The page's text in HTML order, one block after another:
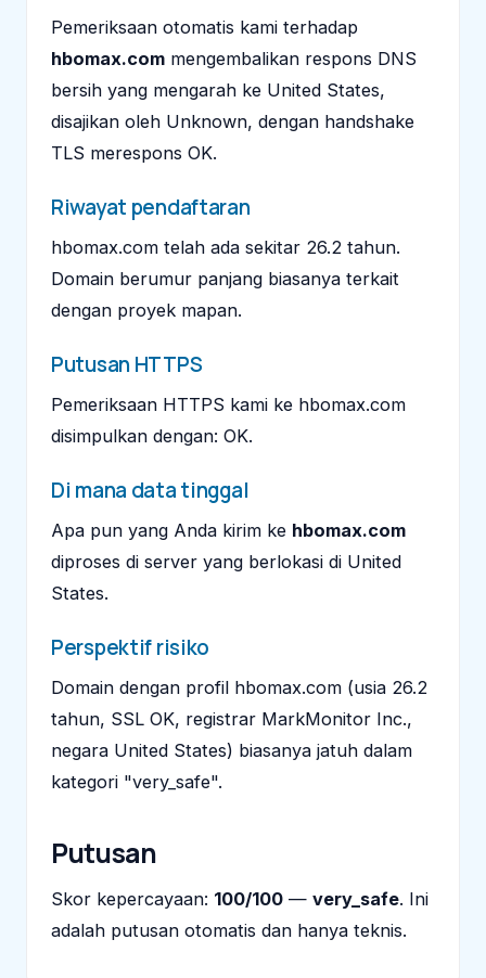
Pemeriksaan otomatis kami terhadap
hbomax.com mengembalikan respons DNS
bersih yang mengarah ke United States,
disajikan oleh Unknown, dengan handshake
TLS merespons OK.
Riwayat pendaftaran
hbomax.com telah ada sekitar 26.2 tahun.
Domain berumur panjang biasanya terkait
dengan proyek mapan.
Putusan HTTPS
Pemeriksaan HTTPS kami ke hbomax.com
disimpulkan dengan: OK.
Di mana data tinggal
Apa pun yang Anda kirim ke hbomax.com
diproses di server yang berlokasi di United
States.
Perspektif risiko
Domain dengan profil hbomax.com (usia 26.2
tahun, SSL OK, registrar MarkMonitor Inc.,
negara United States) biasanya jatuh dalam
kategori "very_safe".
Putusan
Skor kepercayaan: 100/100 — very_safe. Ini
adalah putusan otomatis dan hanya teknis.